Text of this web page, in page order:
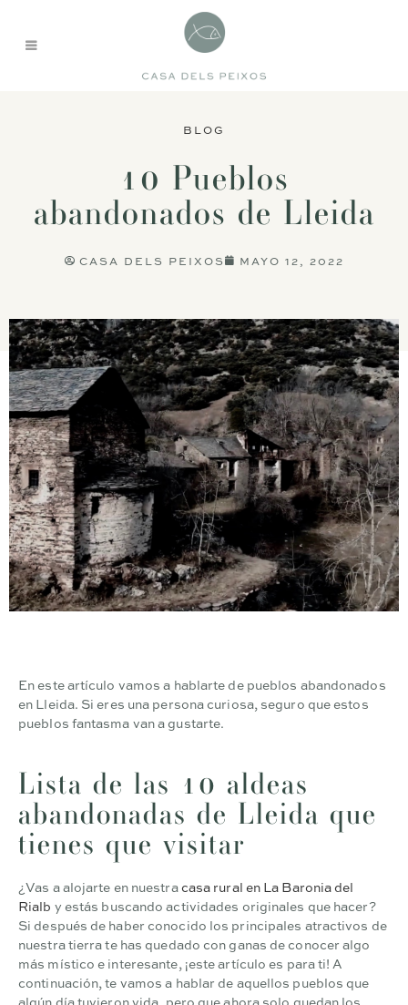
BLOG
10 Pueblos
abandonados de Lleida
CASA DELS PEIXOS MAYO 12, 2022
En este artículo vamos a hablarte de pueblos abandonados
en Lleida. Si eres una persona curiosa, seguro que estos
pueblos fantasma van a gustarte.
Lista de las 10 aldeas
abandonadas de Lleida que
tienes que visitar
¿Vas a alojarte en nuestracasa rural en La Baronia del
Rialb y estás buscando actividades originales que hacer?
Si después de haber conocido los principales atractivos de
nuestra tierra te has quedado con ganas de conocer algo
más místico e interesante, ¡este artículo es para ti! A
continuación, te vamos a hablar de aquellos pueblos que
algún día tuvieron vida, pero que ahora solo quedan los